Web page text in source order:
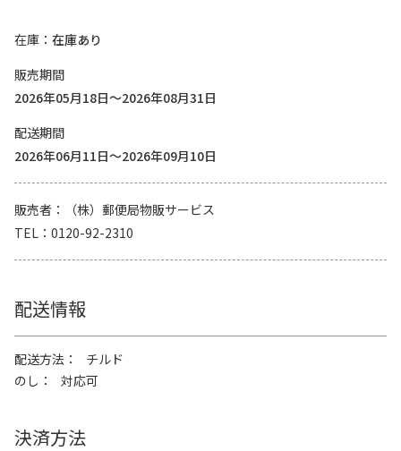
在庫
在庫あり
販売期間
2026年05月18日～2026年08月31日
配送期間
2026年06月11日～2026年09月10日
販売者
（株）郵便局物販サービス
TEL
0120-92-2310
配送情報
配送方法
チルド
のし
対応可
決済方法